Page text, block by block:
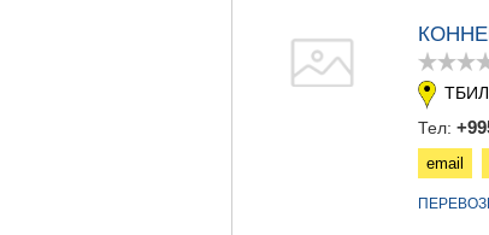
Тел:
email